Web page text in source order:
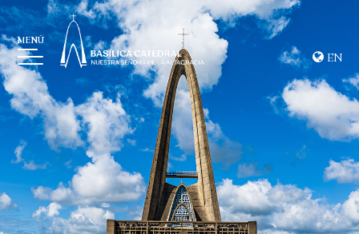
MENÚ
EN
BASÍLICA
MUSEO